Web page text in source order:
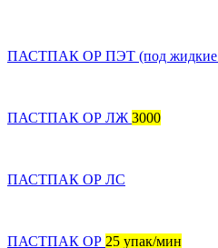
ПАСТПАК ОР ПЭТ (под жидкие
ПАСТПАК ОР ЛЖ 3000
ПАСТПАК ОР ЛС
ПАСТПАК ОР 25 упак/мин